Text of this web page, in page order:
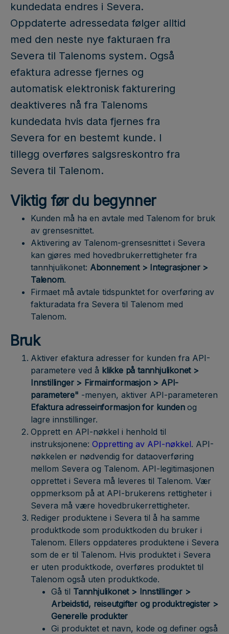
kundedata endres i Severa.
Oppdaterte adressedata følger alltid
med den neste nye fakturaen fra
Severa til Talenoms system. Også
efaktura adresse fjernes og
automatisk elektronisk fakturering
deaktiveres nå fra Talenoms
kundedata hvis data fjernes fra
Severa for en bestemt kunde. I
tillegg overføres salgsreskontro fra
Severa til Talenom.
Viktig før du begynner
Kunden må ha en avtale med Talenom for bruk
av grensesnittet.
Aktivering av Talenom-grensesnittet i Severa
kan gjøres med hovedbrukerrettigheter fra
tannhjulikonet: Abonnement > Integrasjoner >
Talenom.
Firmaet må avtale tidspunktet for overføring av
fakturadata fra Severa til Talenom med
Talenom.
Bruk
Aktiver efaktura adresser for kunden fra API-
parametere ved å klikke på tannhjulikonet >
Innstillinger > Firmainformasjon > API-
parametere" -menyen, aktiver API-parameteren
Efaktura adresseinformasjon for kundenog
lagre innstillinger.
Opprett en API-nøkkel i henhold til
instruksjonene: Oppretting av API-nøkkel. API-
nøkkelen er nødvendig for dataoverføring
mellom Severa og Talenom. API-legitimasjonen
opprettet i Severa må leveres til Talenom. Vær
oppmerksom på at API-brukerens rettigheter i
Severa må være hovedbrukerrettigheter.
Rediger produktene i Severa til å ha samme
produktkode som produktkoden du bruker i
Talenom. Ellers oppdateres produktene i Severa
som de er til Talenom. Hvis produktet i Severa
er uten produktkode, overføres produktet til
Talenom også uten produktkode.
Gå til Tannhjulikonet > Innstillinger >
Arbeidstid, reiseutgifter og produktregister >
Generelle produkter
Gi produktet et navn, kode og definer også